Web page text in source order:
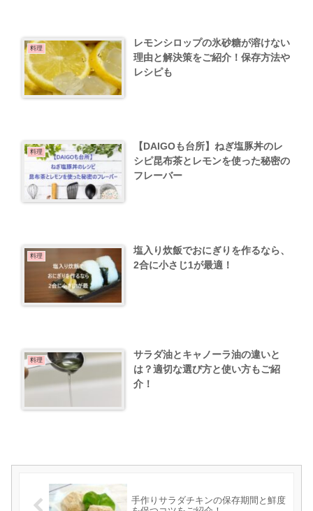
料理
レモンシロップの氷砂糖が溶けない
理由と解決策をご紹介！保存方法や
レシピも
料理
【DAIGOも台所】ねぎ塩豚丼のレ
シピ昆布茶とレモンを使った秘密の
フレーバー
料理
塩入り炊飯でおにぎりを作るなら、
2合に小さじ1が最適！
料理
サラダ油とキャノーラ油の違いと
は？適切な選び方と使い方もご紹
介！
手作りサラダチキンの保存期間と鮮度